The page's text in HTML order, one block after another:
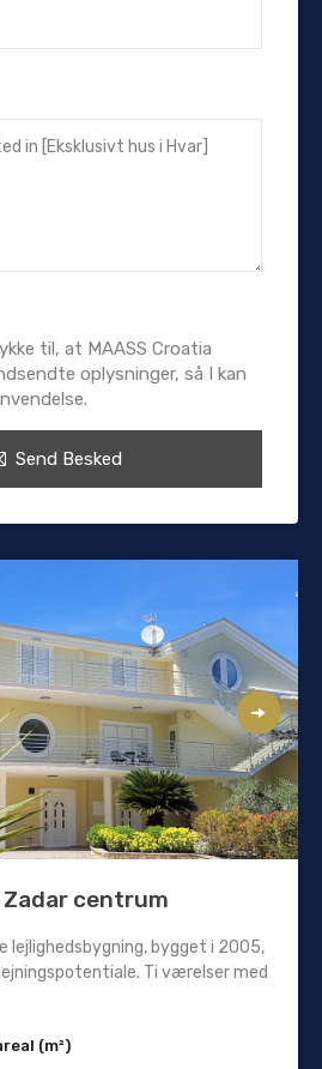
til, at MAASS Croatia
oplysninger, så I kan
Send Besked
centrum
lejlighedsbygning, bygget i 2005,
Ti værelser med
(m²)